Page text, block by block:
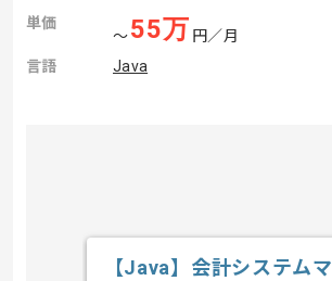
単価
〜55万 円／月
言語
Java
【Java】会計システムマ